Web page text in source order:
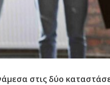
στις δύο